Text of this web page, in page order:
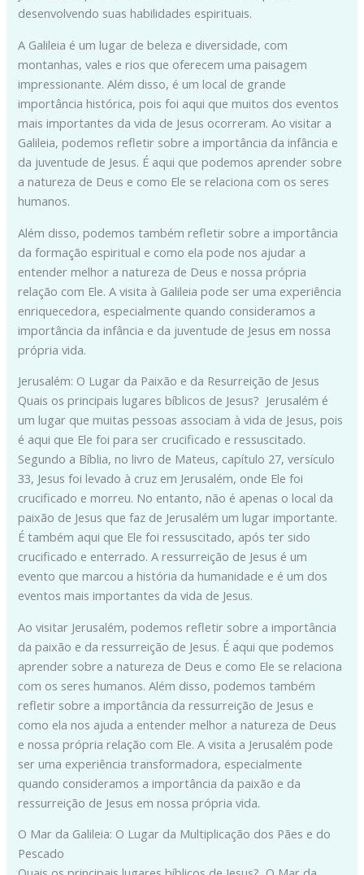
desenvolvendo suas habilidades espirituais.
A Galileia é um lugar de beleza e diversidade, com
montanhas, vales e rios que oferecem uma paisagem
impressionante. Além disso, é um local de grande
importância histórica, pois foi aqui que muitos dos eventos
mais importantes da vida de Jesus ocorreram. Ao visitar a
Galileia, podemos refletir sobre a importância da infância e
da juventude de Jesus. É aqui que podemos aprender sobre
a natureza de Deus e como Ele se relaciona com os seres
humanos.
Além disso, podemos também refletir sobre a importância
da formação espiritual e como ela pode nos ajudar a
entender melhor a natureza de Deus e nossa própria
relação com Ele. A visita à Galileia pode ser uma experiência
enriquecedora, especialmente quando consideramos a
importância da infância e da juventude de Jesus em nossa
própria vida.
Jerusalém: O Lugar da Paixão e da Resurreição de Jesus
Quais os principais lugares bíblicos de Jesus? Jerusalém é
um lugar que muitas pessoas associam à vida de Jesus, pois
é aqui que Ele foi para ser crucificado e ressuscitado.
Segundo a Bíblia, no livro de Mateus, capítulo 27, versículo
33, Jesus foi levado à cruz em Jerusalém, onde Ele foi
crucificado e morreu. No entanto, não é apenas o local da
paixão de Jesus que faz de Jerusalém um lugar importante.
É também aqui que Ele foi ressuscitado, após ter sido
crucificado e enterrado. A ressurreição de Jesus é um
evento que marcou a história da humanidade e é um dos
eventos mais importantes da vida de Jesus.
Ao visitar Jerusalém, podemos refletir sobre a importância
da paixão e da ressurreição de Jesus. É aqui que podemos
aprender sobre a natureza de Deus e como Ele se relaciona
com os seres humanos. Além disso, podemos também
refletir sobre a importância da ressurreição de Jesus e
como ela nos ajuda a entender melhor a natureza de Deus
e nossa própria relação com Ele. A visita a Jerusalém pode
ser uma experiência transformadora, especialmente
quando consideramos a importância da paixão e da
ressurreição de Jesus em nossa própria vida.
O Mar da Galileia: O Lugar da Multiplicação dos Pães e do
Pescado